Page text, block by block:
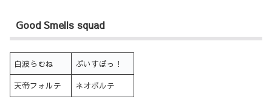
Good Smells squad
白波らむね ぶいすぽっ！
天帝フォルテ ネオポルテ